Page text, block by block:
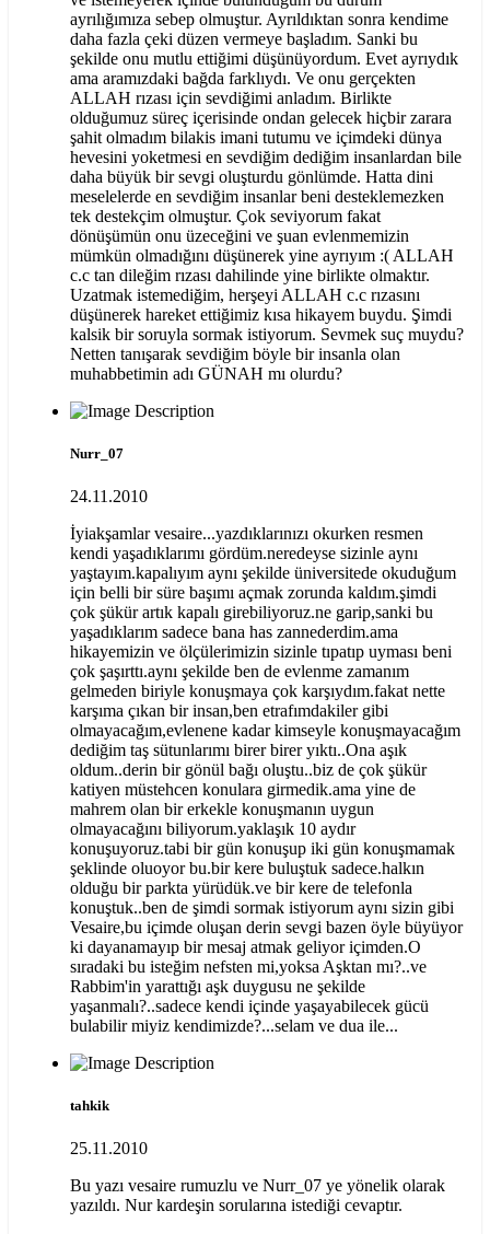
ayrılığımıza sebep olmuştur. Ayrıldıktan sonra kendime
daha fazla çeki düzen vermeye başladım. Sanki bu
şekilde onu mutlu ettiğimi düşünüyordum. Evet ayrıydık
ama aramızdaki bağda farklıydı. Ve onu gerçekten
ALLAH rızası için sevdiğimi anladım. Birlikte
olduğumuz süreç içerisinde ondan gelecek hiçbir zarara
şahit olmadım bilakis imani tutumu ve içimdeki dünya
hevesini yoketmesi en sevdiğim dediğim insanlardan bile
daha büyük bir sevgi oluşturdu gönlümde. Hatta dini
meselelerde en sevdiğim insanlar beni desteklemezken
tek destekçim olmuştur. Çok seviyorum fakat
dönüşümün onu üzeceğini ve şuan evlenmemizin
mümkün olmadığını düşünerek yine ayrıyım :( ALLAH
c.c tan dileğim rızası dahilinde yine birlikte olmaktır.
Uzatmak istemediğim, herşeyi ALLAH c.c rızasını
düşünerek hareket ettiğimiz kısa hikayem buydu. Şimdi
kalsik bir soruyla sormak istiyorum. Sevmek suç muydu?
Netten tanışarak sevdiğim böyle bir insanla olan
muhabbetimin adı GÜNAH mı olurdu?
Nurr_07
24.11.2010
İyiakşamlar vesaire...yazdıklarınızı okurken resmen
kendi yaşadıklarımı gördüm.neredeyse sizinle aynı
yaştayım.kapalıyım aynı şekilde üniversitede okuduğum
için belli bir süre başımı açmak zorunda kaldım.şimdi
çok şükür artık kapalı girebiliyoruz.ne garip,sanki bu
yaşadıklarım sadece bana has zannederdim.ama
hikayemizin ve ölçülerimizin sizinle tıpatıp uyması beni
çok şaşırttı.aynı şekilde ben de evlenme zamanım
gelmeden biriyle konuşmaya çok karşıydım.fakat nette
karşıma çıkan bir insan,ben etrafımdakiler gibi
olmayacağım,evlenene kadar kimseyle konuşmayacağım
dediğim taş sütunlarımı birer birer yıktı..Ona aşık
oldum..derin bir gönül bağı oluştu..biz de çok şükür
katiyen müstehcen konulara girmedik.ama yine de
mahrem olan bir erkekle konuşmanın uygun
olmayacağını biliyorum.yaklaşık 10 aydır
konuşuyoruz.tabi bir gün konuşup iki gün konuşmamak
şeklinde oluoyor bu.bir kere buluştuk sadece.halkın
olduğu bir parkta yürüdük.ve bir kere de telefonla
konuştuk..ben de şimdi sormak istiyorum aynı sizin gibi
Vesaire,bu içimde oluşan derin sevgi bazen öyle büyüyor
ki dayanamayıp bir mesaj atmak geliyor içimden.O
sıradaki bu isteğim nefsten mi,yoksa Aşktan mı?..ve
Rabbim'in yarattığı aşk duygusu ne şekilde
yaşanmalı?..sadece kendi içinde yaşayabilecek gücü
bulabilir miyiz kendimizde?...selam ve dua ile...
tahkik
25.11.2010
Bu yazı vesaire rumuzlu ve Nurr_07 ye yönelik olarak
yazıldı. Nur kardeşin sorularına istediği cevaptır.